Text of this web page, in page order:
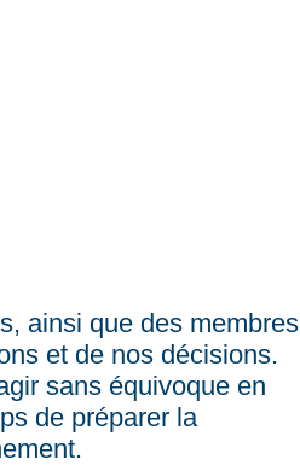
ainsi que des membres
et de nos décisions.
sans équivoque en
de préparer la